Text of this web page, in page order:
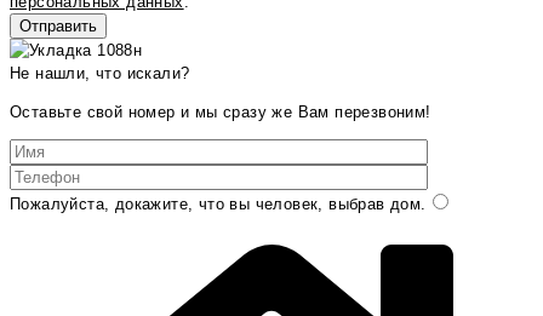
Не нашли, что искали?
Оставьте свой номер и мы сразу же Вам перезвоним!
Пожалуйста, докажите, что вы человек, выбрав дом